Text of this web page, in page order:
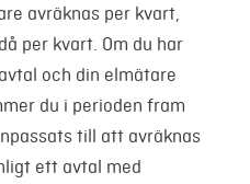
avräknas per kvart,
per kvart. Om du har
och din elmätare
du i perioden fram
till att avräknas
ett avtal med